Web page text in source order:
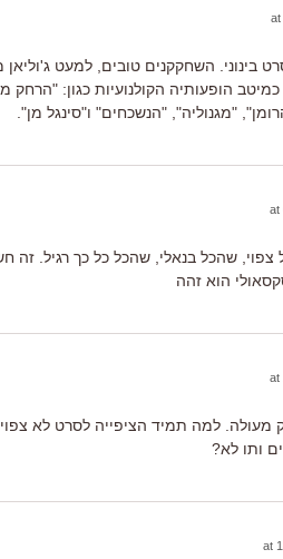
בינוני. השחקקנים טובים, למעט
הופעותיה הקולנועיות כגון: "הרחק
"מגנוליה", "הנשכחים" ו"סינגל מן".
צפוי, שהכל בנאלי, שהכל כל כך רגיל.
הוא זהה
מעולה. למה תמיד הציפייה לסרט לא
ותו לא?